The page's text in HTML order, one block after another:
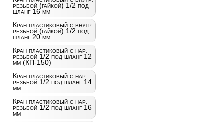
резьбой (гайкой) 1/2 под
шланг 16 мм
Кран пластиковый с внутр.
резьбой (гайкой) 1/2 под
шланг 20 мм
Кран пластиковый с нар.
резьбой 1/2 под шланг 12
мм (КП-150)
Кран пластиковый с нар.
резьбой 1/2 под шланг 14
мм
Кран пластиковый с нар.
резьбой 1/2 под шланг 16
мм